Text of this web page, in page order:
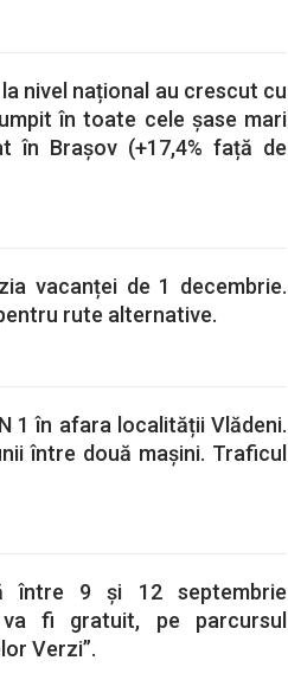
nivel național au crescut cu
în toate cele șase mari
în Brașov (+17,4% față de
vacanței de 1 decembrie.
rute alternative.
1 în afara localității Vlădeni.
între două mașini. Traficul
între 9 și 12 septembrie
fi gratuit, pe parcursul
Verzi”.